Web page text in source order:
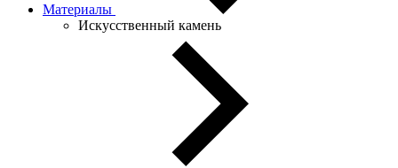
Материалы
Искусственный камень